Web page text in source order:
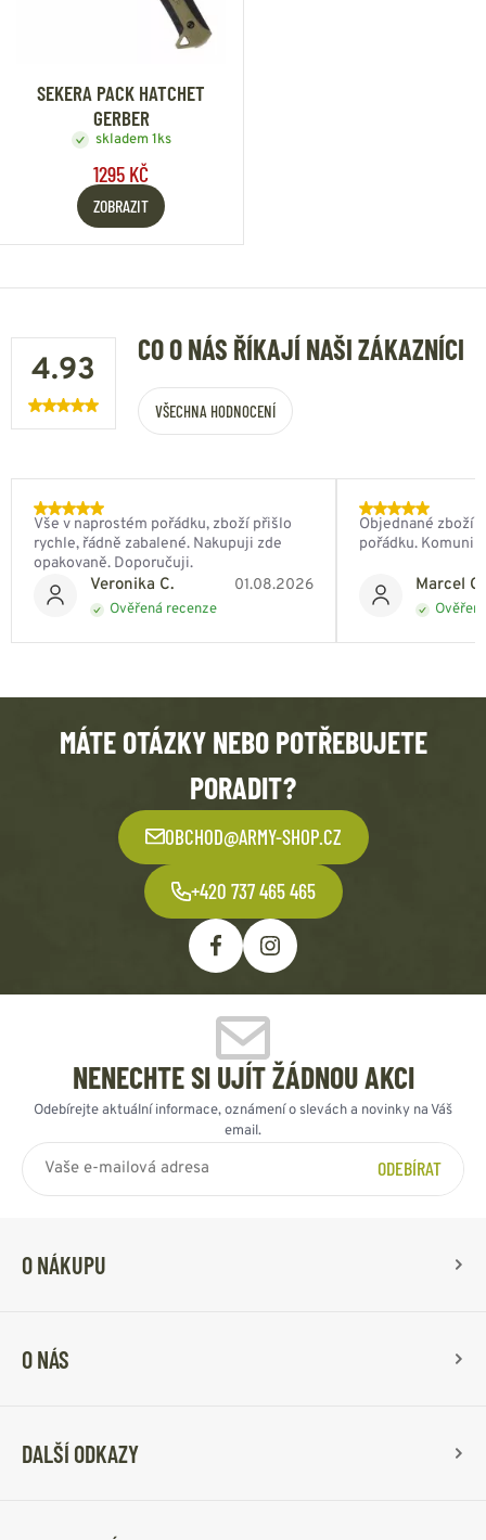
SEKERA PACK HATCHET
GERBER
skladem 1ks
1295 KČ
ZOBRAZIT
4.93
CO O NÁS ŘÍKAJÍ NAŠI ZÁKAZNÍCI
VŠECHNA HODNOCENÍ
Veronika C. 01.08.2026
Ověřená recenze
Vše v naprostém pořádku, zboží přišlo
rychle, řádně zabalené. Nakupuji zde
opakovaně. Doporučuji.
Marcel
Objednané zboží
pořádku.
MÁTE OTÁZKY NEBO POTŘEBUJETE
PORADIT?
OBCHOD@ARMY-SHOP.CZ
+420 737 465 465
NENECHTE SI UJÍT ŽÁDNOU AKCI
Odebírejte aktuální informace, oznámení o slevách a novinky na Váš
email.
ODEBÍRAT
O NÁKUPU
O NÁS
DALŠÍ ODKAZY